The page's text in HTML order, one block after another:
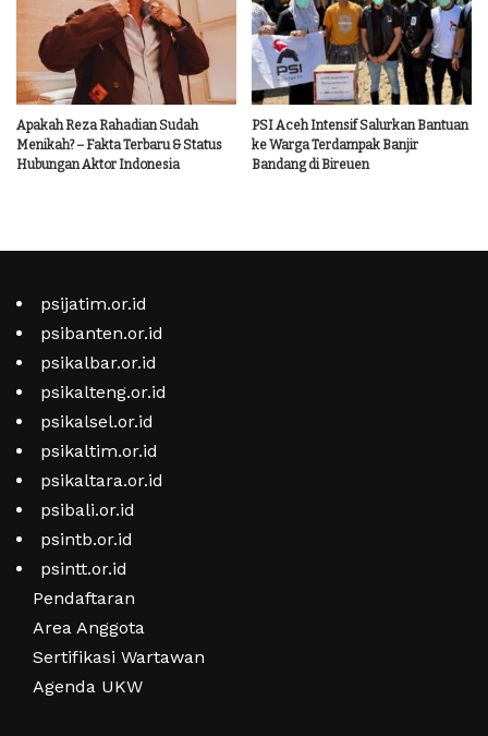
Apakah Reza Rahadian Sudah
Menikah? – Fakta Terbaru & Status
Hubungan Aktor Indonesia
PSI Aceh Intensif Salurkan Bantuan
ke Warga Terdampak Banjir
Bandang di Bireuen
psijatim.or.id
psibanten.or.id
psikalbar.or.id
psikalteng.or.id
psikalsel.or.id
psikaltim.or.id
psikaltara.or.id
psibali.or.id
psintb.or.id
psintt.or.id
Pendaftaran
Area Anggota
Sertifikasi Wartawan
Agenda UKW